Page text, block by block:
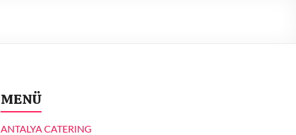
MENÜ
ANTALYA CATERING